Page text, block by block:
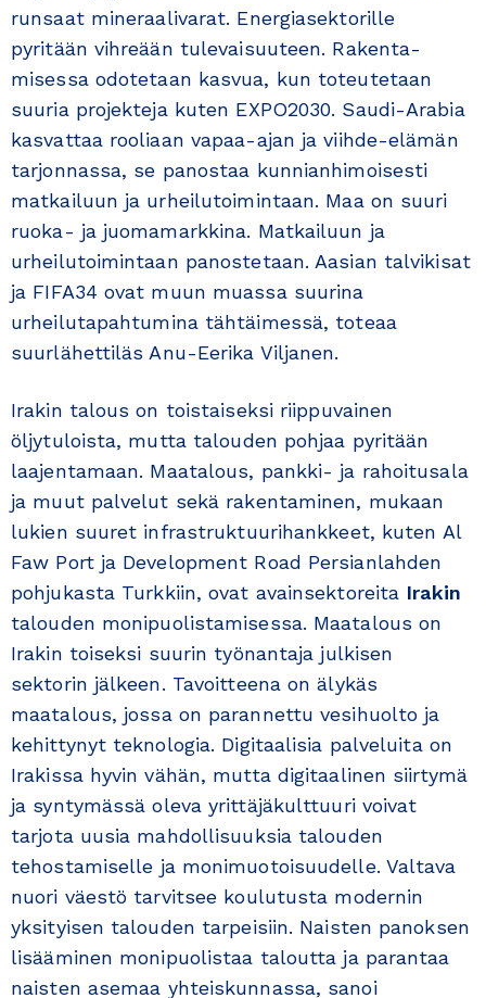
runsaat mineraalivarat. Energiasektorille
pyritään vihreään tulevaisuuteen. Rakenta­
misessa odotetaan kasvua, kun toteutetaan
suuria projekteja kuten EXPO2030. Saudi-Arabia
kasvattaa rooliaan vapaa-ajan ja viihde-elämän
tarjonnassa, se panostaa kunnianhimoisesti
matkailuun ja urheilutoimintaan. Maa on suuri
ruoka- ja juomamarkkina. Matkailuun ja
urheilutoimintaan panostetaan. Aasian talvikisat
ja FIFA34 ovat muun muassa suurina
urheilutapahtumina tähtäimessä, toteaa
suurlähettiläs Anu-Eerika Viljanen.
Irakin talous on toistaiseksi riippuvainen
öljytuloista, mutta talouden pohjaa pyritään
laajentamaan. Maatalous, pankki- ja rahoitusala
ja muut palvelut sekä rakentaminen, mukaan
lukien suuret infrastruk­tuuri­hank­keet, kuten Al
Faw Port ja Development Road Persianlahden
pohjukasta Turkkiin, ovat avainsektoreita Irakin
talouden monipuo­lis­tamisessa. Maatalous on
Irakin toiseksi suurin työnantaja julkisen
sektorin jälkeen. Tavoitteena on älykäs
maatalous, jossa on parannettu vesihuolto ja
kehittynyt teknologia. Digitaalisia palveluita on
Irakissa hyvin vähän, mutta digitaalinen siirtymä
ja syntymässä oleva yrittäjäkulttuuri voivat
tarjota uusia mahdollisuuksia talouden
tehostamiselle ja monimuotoisuudelle. Valtava
nuori väestö tarvitsee koulutusta modernin
yksityisen talouden tarpeisiin. Naisten panoksen
lisääminen monipuolistaa taloutta ja parantaa
naisten asemaa yhteiskunnassa, sanoi